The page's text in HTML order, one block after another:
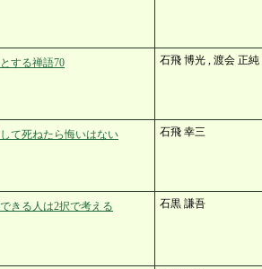
する禅語70 石飛 博光 , 渡会 正純
て死ねたら悔いはない 石飛 幸三
きる人は2択で考える 石黒 謙吾